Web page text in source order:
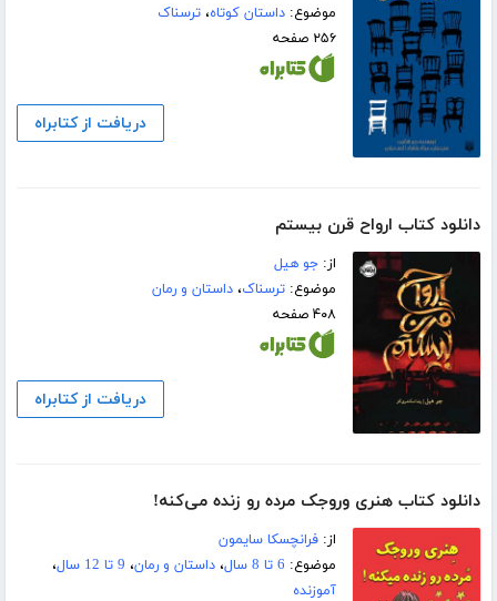
موضوع:داستان کوتاه،ترسناک
۲۵۶ صفحه
دریافت از کتابراه
دانلود کتاب ارواح قرن بیستم
از:جو ھیل
موضوع:ترسناک،داستان و رمان
۴۰۸ صفحه
دریافت از کتابراه
دانلود کتاب هنری وروجک مرده رو زنده می‌کنه!
از:فرانچسکا سایمون
موضوع: 6 تا 8 سال ،داستان و رمان، 9 تا 12 سال
،
آموزنده